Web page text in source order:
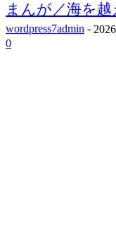
まんが／海を
wordpress7admin -
0